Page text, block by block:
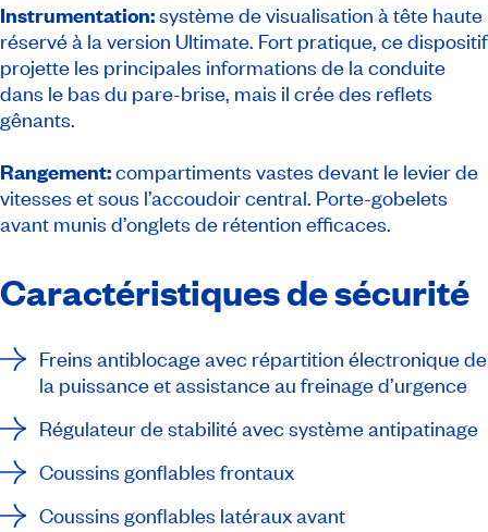
Instrumentation:système de visualisation à tête haute
réservé à la version Ultimate. Fort pratique, ce dispositif
projette les principales informations de la conduite
dans le bas du pare-brise, mais il crée des reflets
gênants.
Rangement:compartiments vastes devant le levier de
vitesses et sous l’accoudoir central. Porte-gobelets
avant munis d’onglets de rétention efficaces.
Caractéristiques de sécurité
Freins antiblocage avec répartition électronique de
la puissance et assistance au freinage d’urgence
Régulateur de stabilité avec système antipatinage
Coussins gonflables frontaux
Coussins gonflables latéraux avant